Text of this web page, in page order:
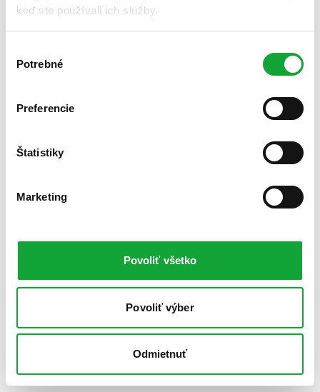
keď ste používali ich služby.
súhlasu
Potrebné
Preferencie
Štatistiky
Marketing
Povoliť všetko
Povoliť výber
Odmietnuť